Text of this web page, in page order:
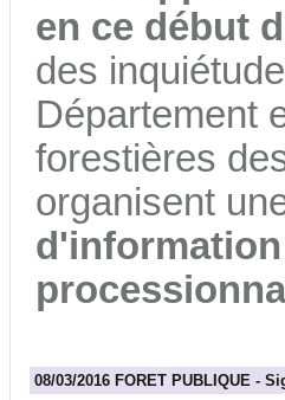
en ce début
des
Département
forestières
organisent
08/03/2016 FORET PUBLIQUE -